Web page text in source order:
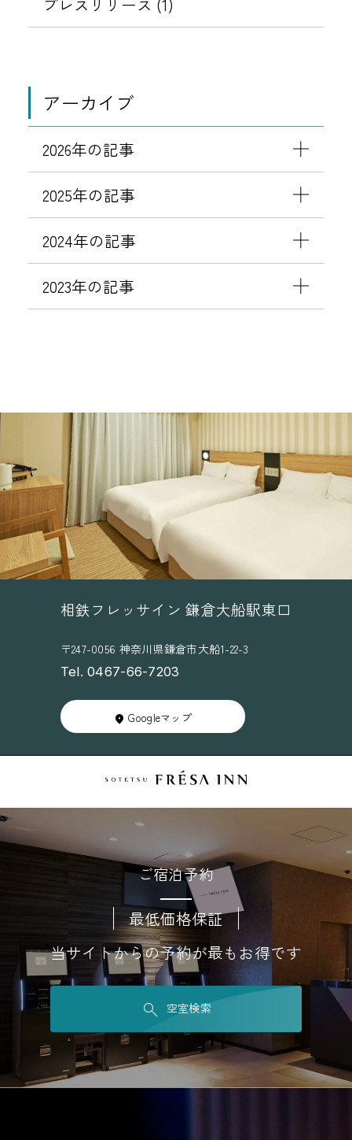
アーカイブ
2026年の記事
2025年の記事
2024年の記事
2023年の記事
相鉄フレッサイン 鎌倉大船駅東口
〒247-0056 神奈川県鎌倉市大船1-22-3
Tel. 0467-66-7203
Googleマップ
ご宿泊予約
最低価格保証
当サイトからの予約が最もお得です
空室検索